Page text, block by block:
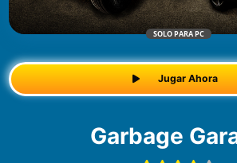
SOLO PARA PC
Jugar Ahora
Garbage